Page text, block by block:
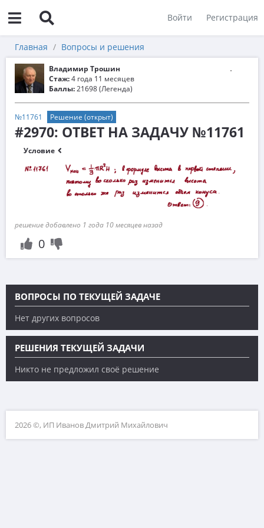
Войти Регистрация
Главная Вопросы и решения
Владимир Трошин
Стаж:4 года 11 месяцев
Баллы:21698 (Легенда)
№11761 Решение (открыт)
#2970: ОТВЕТ НА ЗАДАЧУ №11761
Условие
решение добавлено 1 года 10 месяцев назад
0
ВОПРОСЫ ПО ТЕКУЩЕЙ ЗАДАЧЕ
Нет других вопросов
РЕШЕНИЯ ТЕКУЩЕЙ ЗАДАЧИ
Никто не предложил своё решение
2026 ©, ИП Иванов Дмитрий Михайлович